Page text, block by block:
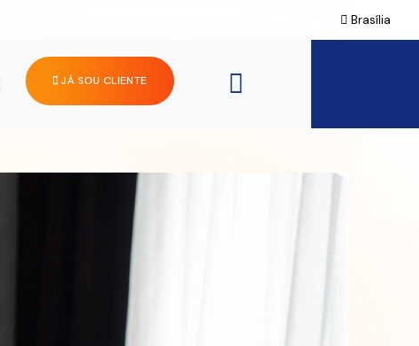
Brasília
JÁ SOU CLIENTE